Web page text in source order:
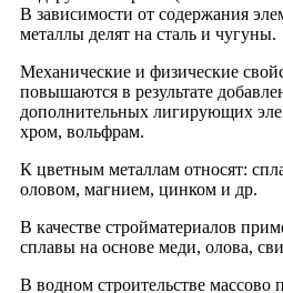
В зависимости от содержания
металлы делят на сталь и чугуны.
Механические и физические
повышаются в результате
дополнительных лигирующих
хром, вольфрам.
К цветным металлам относят:
оловом, магнием, цинком и др.
В качестве стройматериалов
сплавы на основе меди, олова,
В водном строительстве массово